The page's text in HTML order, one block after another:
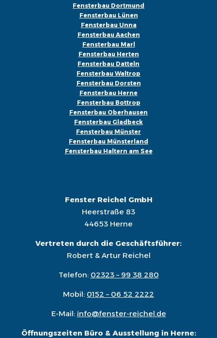
Fensterbau Dortmund
Fensterbau Lünen
Fensterbau Unna
Fensterbau Aachen
Fensterbau Marl
Fensterbau Herten
Fensterbau Datteln
Fensterbau Waltrop
Fensterbau Dorsten
Fensterbau Herne
Fensterbau Bottrop
Fensterbau Oberhausen
Fensterbau Gladbeck
Fensterbau Münster
Fensterbau Münsterland
Fensterbau Haltern am See
Fenster Reichel GmbH
Heerstraße 83
44653 Herne
Vertreten durch die Geschäftsführer:
Robert & Artur Reichel
Telefon: 02323 – 99 38 280
Mobil: 0152 – 06 52 2222
E-Mail: info@fenster-reichel.de
Öffnungszeiten Büro & Ausstellung in Herne: